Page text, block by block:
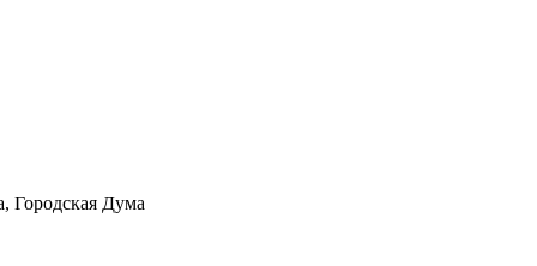
Городская Дума